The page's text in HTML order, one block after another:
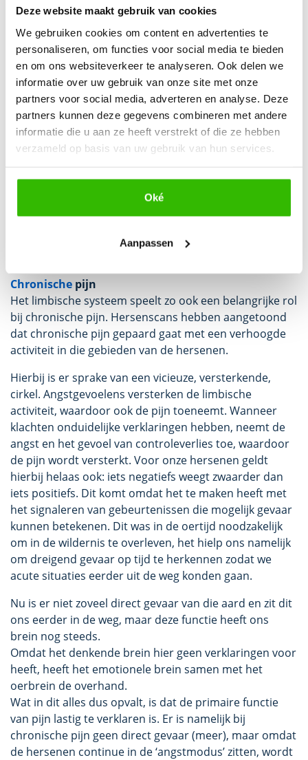
Deze website maakt gebruik van cookies
We gebruiken cookies om content en advertenties te
personaliseren, om functies voor social media te bieden
en om ons websiteverkeer te analyseren. Ook delen we
informatie over uw gebruik van onze site met onze
partners voor social media, adverteren en analyse. Deze
partners kunnen deze gegevens combineren met andere
informatie die u aan ze heeft verstrekt of die ze hebben
verzameld op basis van uw gebruik van hun services.
Oké
Aanpassen
emotioneel brein heeft namelijk sterk de neiging om
het denkende brein te onderdrukken. Dit is heel handig
in acute noodsituaties (zoals rampen), maar dit
gebeurd óók al in relatief snel in ons dagelijks leven.
Voorbeelden zijn reacties uit woede tijdens ruzies of
tijdens sportwedstrijden.
Pijn
Pijn wordt dus voornamelijk gevormd door je oerbrein
(als reactie op gevaar) samen met je emotionele brein
minimale gebeurtenis nodig om de pijn (weer) op te
functies, zoals pijn, energie, spierspanning,
Chronische pijn
Het limbische systeem speelt zo ook een belangrijke rol
bij chronische pijn. Hersenscans hebben aangetoond
dat chronische pijn gepaard gaat met een verhoogde
activiteit in die gebieden van de hersenen.
Hierbij is er sprake van een vicieuze, versterkende,
cirkel. Angstgevoelens versterken de limbische
activiteit, waardoor ook de pijn toeneemt. Wanneer
klachten onduidelijke verklaringen hebben, neemt de
angst en het gevoel van controleverlies toe, waardoor
de pijn wordt versterkt. Voor onze hersenen geldt
hierbij helaas ook: iets negatiefs weegt zwaarder dan
iets positiefs. Dit komt omdat het te maken heeft met
het signaleren van gebeurtenissen die mogelijk gevaar
kunnen betekenen. Dit was in de oertijd noodzakelijk
om in de wildernis te overleven, het hielp ons namelijk
om dreigend gevaar op tijd te herkennen zodat we
acute situaties eerder uit de weg konden gaan.
Nu is er niet zoveel direct gevaar van die aard en zit dit
ons eerder in de weg, maar deze functie heeft ons
brein nog steeds.
Omdat het denkende brein hier geen verklaringen voor
heeft, heeft het emotionele brein samen met het
oerbrein de overhand.
Wat in dit alles dus opvalt, is dat de primaire functie
van pijn lastig te verklaren is. Er is namelijk bij
chronische pijn geen direct gevaar (meer), maar omdat
de hersenen continue in de ‘angstmodus’ zitten, wordt